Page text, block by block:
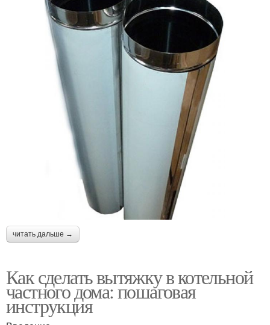
читать дальше →
Как сделать вытяжку в котельной
частного дома: пошаговая
инструкция